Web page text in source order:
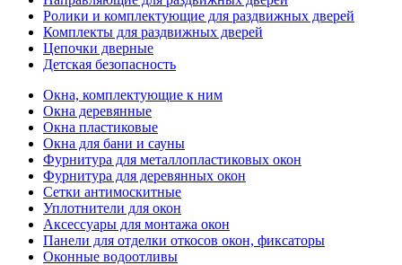
Ролики и комплектующие для раздвижных дверей
Комплекты для раздвижных дверей
Цепочки дверные
Детская безопасность
Окна, комплектующие к ним
Окна деревянные
Окна пластиковые
Окна для бани и сауны
Фурнитура для металлопластиковых окон
Фурнитура для деревянных окон
Сетки антимоскитные
Уплотнители для окон
Аксессуары для монтажа окон
Панели для отделки откосов окон, фиксаторы
Оконные водоотливы